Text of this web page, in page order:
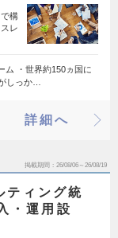
構
レ
ム ・世界約150ヵ国に
しっか…
詳細へ
掲載期間 26/08/06～26/08/19
ティング統
・運用設